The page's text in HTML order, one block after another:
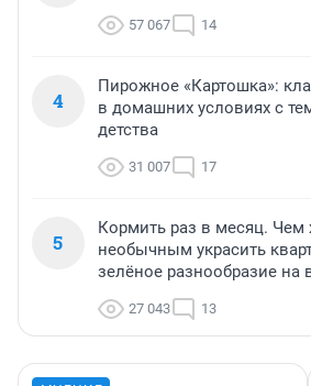
57 067 14
4
Пирожное «Картошка»:
в домашних условиях с
детства
31 007 17
5
Кормить раз в месяц.
необычным украсить
зелёное разнообразие на
27 043 13